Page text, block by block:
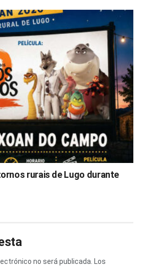
rurais de Lugo durante
no será publicada.
Los